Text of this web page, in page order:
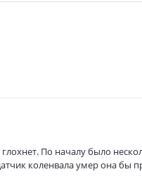
По началу было
коленвала умер она бы